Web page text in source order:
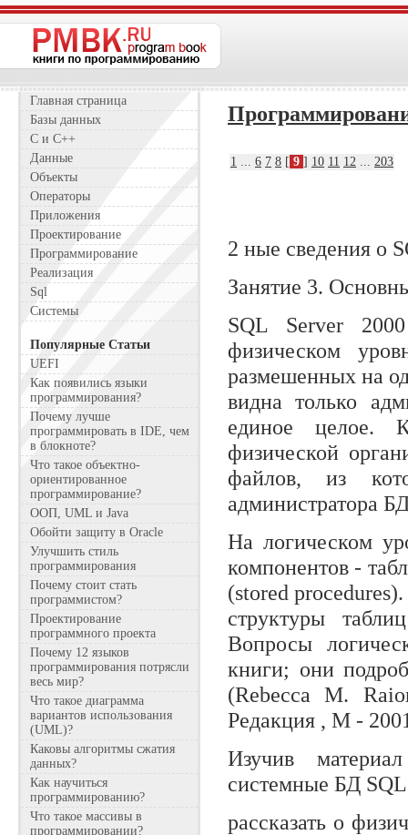
Главная страница
Базы данных
C и C++
Данные
Объекты
Операторы
Приложения
Проектирование
Программирование
Реализация
Sql
Системы
Популярные Статьи
UEFI
Как появились языки
программирования?
Почему лучше
программировать в IDE, чем
в блокноте?
Что такое объектно-
ориентированное
программирование?
ООП, UML и Java
Обойти защиту в Oracle
Улучшить стиль
программирования
Почему стоит стать
программистом?
Проектирование
программного проекта
Почему 12 языков
программирования потрясли
весь мир?
Что такое диаграмма
вариантов использования
(UML)?
Каковы алгоритмы сжатия
данных?
Как научиться
программированию?
Что такое массивы в
программировании?
1 ... 6 7 8 [ 9 ] 10 11 12 ... 203
2 ные сведения о
Занятие 3.
SQL Server
физическом
размешенных на
видна только
единое целое.
физической
файлов, из
администратора
На логическом
компонентов -
(stored
структуры
Вопросы
книги; они
(Rebecca М.
Редакция , М -
Изучив
системные БД
рассказать о